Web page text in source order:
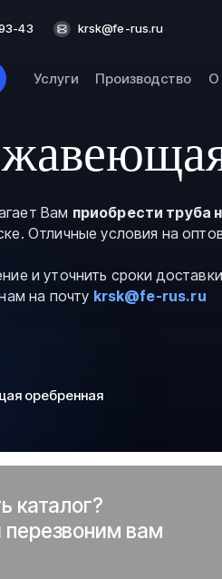
43 krsk@fe-rus.ru
Услуги Производство О
Вам приобрести труба
Отличные условия на
и уточнить сроки
на почту krsk@fe-rus.ru
оребренная
каталог?
вам